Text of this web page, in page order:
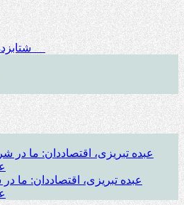
_ شتابزده درباره ی هزار و یک شب __
عبده تبریزی، اقتصاددان: ما